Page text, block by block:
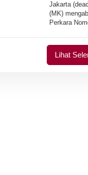
Jakarta
(MK)
Perkara
Lihat